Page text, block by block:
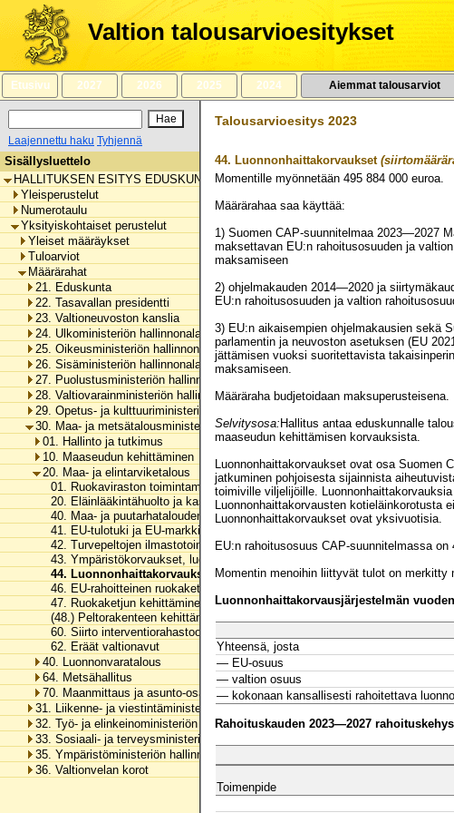
Siirry
sisältöön
Valtion talousarvioesitykset
Etusivu 2027 2026 2025 2024 Aiemmat talousarviot
Laajennettu haku Tyhjennä
Sisällysluettelo
HALLITUKSEN ESITYS EDUSKUNNALLE VALTION TALOUSARVIOKSI
Yleisperustelut
Numerotaulu
Yksityiskohtaiset perustelut
Yleiset määräykset
Tuloarviot
Määrärahat
21. Eduskunta
22. Tasavallan presidentti
23. Valtioneuvoston kanslia
24. Ulkoministeriön hallinnonala
25. Oikeusministeriön hallinnonala
26. Sisäministeriön hallinnonala
27. Puolustusministeriön hallinnonala
28. Valtiovarainministeriön hallinnonala
29. Opetus- ja kulttuuriministeriön hallinnonala
30. Maa- ja metsätalousministeriön hallinnonala
01. Hallinto ja tutkimus
10. Maaseudun kehittäminen
20. Maa- ja elintarviketalous
01. Ruokaviraston toimintamenot
20. Eläinlääkintähuolto ja kasvintuhoojien torjunta
40. Maa- ja puutarhatalouden kansallinen tuki
41. EU-tulotuki ja EU-markkinatuki
42. Turvepeltojen ilmastotoimet
43. Ympäristökorvaukset, luonnonmukainen tuotanto, neuvonta ja ei-
44. Luonnonhaittakorvaukset
46. EU-rahoitteinen ruokaketjun kehittäminen
47. Ruokaketjun kehittäminen
(48.) Peltorakenteen kehittäminen
60. Siirto interventiorahastoon
62. Eräät valtionavut
40. Luonnonvaratalous
64. Metsähallitus
70. Maanmittaus ja asunto-osakkeiden kirjaaminen
31. Liikenne- ja viestintäministeriön hallinnonala
32. Työ- ja elinkeinoministeriön hallinnonala
33. Sosiaali- ja terveysministeriön hallinnonala
35. Ympäristöministeriön hallinnonala
36. Valtionvelan korot
Talousarvioesitys 2023
44. Luonnonhaittakorvaukset
Momentille myönnetään 495 884 000 euroa.
Määrärahaa saa käyttää:
1) Suomen CAP-suunnitelmaa 2023—2027
maksettavan EU:n rahoitusosuuden ja
maksamiseen
2) ohjelmakauden 2014—2020 ja
EU:n rahoitusosuuden ja valtion
3) EU:n aikaisempien ohjelmakausien sekä
parlamentin ja neuvoston asetuksen (EU
jättämisen vuoksi suoritettavista
maksamiseen.
Määräraha budjetoidaan maksuperusteisena.
Selvitysosa: Hallitus antaa eduskunnalle
maaseudun kehittämisen korvauksista.
Luonnonhaittakorvaukset ovat osa Suomen
jatkuminen pohjoisesta sijainnista
toimiville viljelijöille.
Luonnonhaittakorvausten kotieläinkorotusta
Luonnonhaittakorvaukset ovat yksivuotisia.
EU:n rahoitusosuus CAP-suunnitelmassa
Momentin menoihin liittyvät tulot on merkitty
Luonnonhaittakorvausjärjestelmän
Yhteensä, josta
— EU-osuus
— valtion osuus
— kokonaan kansallisesti rahoitettava
Rahoituskauden 2023—2027
Toimenpide